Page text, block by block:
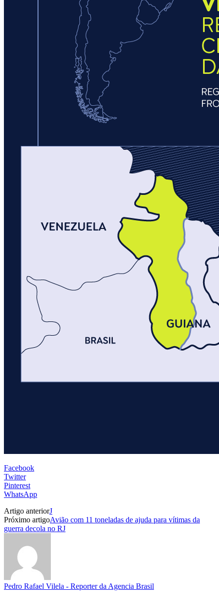
Facebook
Twitter
Pinterest
WhatsApp
Artigo anteriorJ
Próximo artigoAvião com 11 toneladas de ajuda para vítimas da
guerra decola no RJ
Pedro Rafael Vilela - Reporter da Agencia Brasil